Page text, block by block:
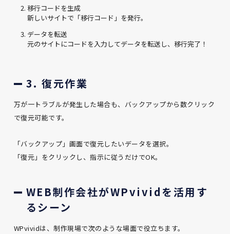
移行コードを生成
新しいサイトで「移行コード」を発行。
データを転送
元のサイトにコードを入力してデータを転送し、移行完了！
3. 復元作業
万が一トラブルが発生した場合も、バックアップから数クリック
で復元可能です。
「バックアップ」画面で復元したいデータを選択。
「復元」をクリックし、指示に従うだけでOK。
WEB制作会社がWPvividを活用す
るシーン
WPvividは、制作現場で次のような場面で役立ちます。